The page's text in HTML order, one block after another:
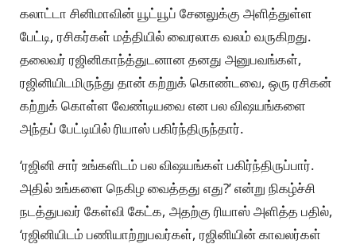
கலாட்டா சினிமாவின் யூட்யூப் சேனலுக்கு அளித்துள்ள
பேட்டி, ரசிகர்கள் மத்தியில் வைரலாக வலம் வருகிறது.
தலைவர் ரஜினிகாந்த்துடனான தனது அனுபவங்கள்,
ரஜினியிடமிருந்து தான் கற்றுக் கொண்டவை, ஒரு ரசிகன்
கற்றுக் கொள்ள வேண்டியவை என பல விஷயங்களை
அந்தப் பேட்டியில் ரியாஸ் பகிர்ந்திருந்தார்.
‘ரஜினி சார் உங்களிடம் பல விஷயங்கள் பகிர்ந்திருப்பார்.
அதில் உங்களை நெகிழ வைத்தது எது?’ என்று நிகழ்ச்சி
நடத்துபவர் கேள்வி கேட்க, அதற்கு ரியாஸ் அளித்த பதில்,
‘ரஜினியிடம் பணியாற்றுபவர்கள், ரஜினியின் காவலர்கள்